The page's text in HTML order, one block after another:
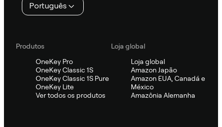
Português
Produtos
OneKey Pro
OneKey Classic 1S
OneKey Classic 1S Pure
OneKey Lite
Ver todos os produtos
Loja global
Loja global
Amazon Japão
Amazon EUA, Canadá e
México
Amazônia Alemanha